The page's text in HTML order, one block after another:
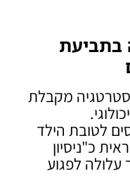
בתביעת
מקבלת
לטובת הילד
כ"ניסיון
עלולה לפגוע